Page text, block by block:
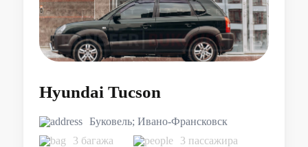
Hyundai Tucson
Буковель; Ивано-Франсковск
3 багажа
3 пассажира